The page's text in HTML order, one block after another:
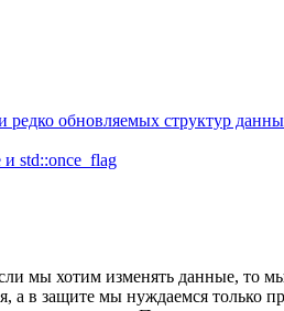
обновляемых структур
std::once_flag
мы хотим изменять данные, то
а в защите мы нуждаемся только